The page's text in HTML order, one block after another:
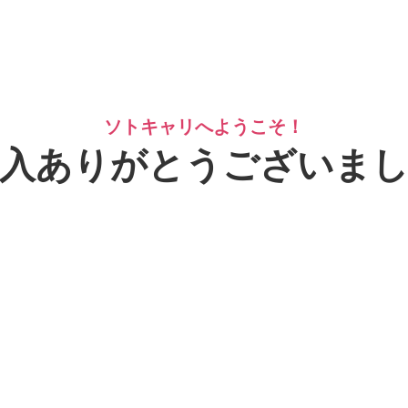
ソトキャリへようこそ！
ありがとうございま